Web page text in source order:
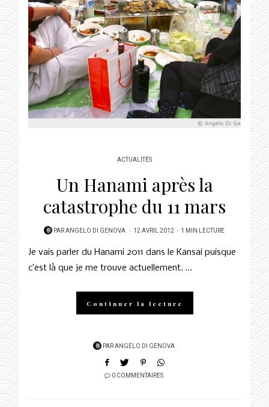
ACTUALITÉS
Un Hanami après la
catastrophe du 11 mars
PARANGELO DI GENOVA
POSTED
12 AVRIL 2012 1 MIN LECTURE
Je vais parler du Hanami 2011 dans le Kansai puisque
c’est là que je me trouve actuellement. …
Continuer la lecture
PARANGELO DI GENOVA
0 COMMENTAIRES